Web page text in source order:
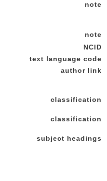
note
note
NCID
text language code
author link
classification
classification
subject headings